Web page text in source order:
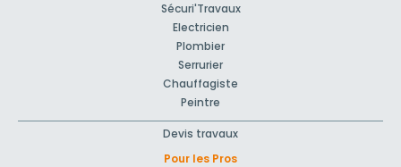
Sécuri'Travaux
Electricien
Plombier
Serrurier
Chauffagiste
Peintre
Devis travaux
Pour les Pros